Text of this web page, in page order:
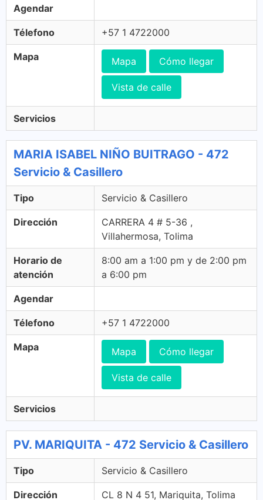
Agendar
Télefono +57 1 4722000
Mapa Mapa Cómo llegar
Vista de calle
Servicios
MARIA ISABEL NIÑO BUITRAGO - 472
Servicio & Casillero
Tipo Servicio & Casillero
Dirección
CARRERA 4 # 5-36 ,
Villahermosa, Tolima
Horario de
atención
8:00 am a 1:00 pm y de 2:00 pm
a 6:00 pm
Agendar
Télefono +57 1 4722000
Mapa Mapa Cómo llegar
Vista de calle
Servicios
PV. MARIQUITA - 472 Servicio & Casillero
Tipo Servicio & Casillero
Dirección CL 8 N 4 51, Mariquita, Tolima